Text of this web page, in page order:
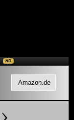
HD
Amazon.de